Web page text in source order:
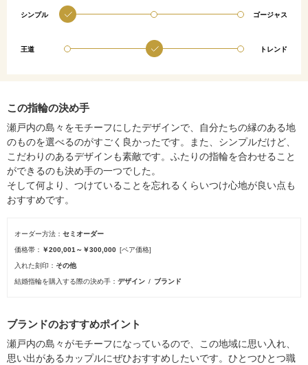
シンプル ゴージャス
王道 トレンド
この指輪の決め手
瀬戸内の島々をモチーフにしたデザインで、自分たちの縁のある地
のものを選べるのがすごく良かったです。また、シンプルだけど、
こだわりのあるデザインも素敵です。ふたりの指輪を合わせること
ができるのも決め手の一つでした。
そして何より、つけていることを忘れるくらいつけ心地が良い点も
おすすめです。
オーダー方法 セミオーダー
価格帯 ￥200,001～￥300,000 [ペア価格]
入れた刻印 その他
結婚指輪を購入する際の決め手 デザイン ブランド
ブランドのおすすめポイント
瀬戸内の島々がモチーフになっているので、この地域に思い入れ、
思い出があるカップルにぜひおすすめしたいです。ひとつひとつ職